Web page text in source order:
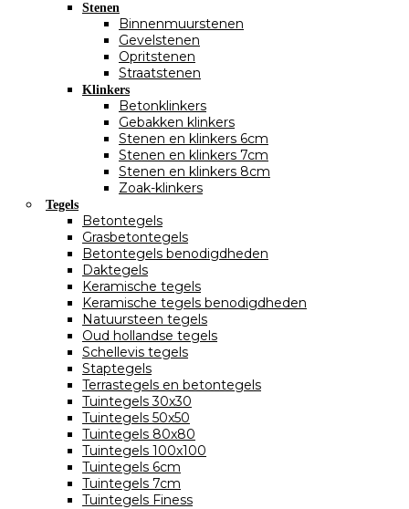
Stenen
Binnenmuurstenen
Gevelstenen
Opritstenen
Straatstenen
Klinkers
Betonklinkers
Gebakken klinkers
Stenen en klinkers 6cm
Stenen en klinkers 7cm
Stenen en klinkers 8cm
Zoak-klinkers
Tegels
Betontegels
Grasbetontegels
Betontegels benodigdheden
Daktegels
Keramische tegels
Keramische tegels benodigdheden
Natuursteen tegels
Oud hollandse tegels
Schellevis tegels
Staptegels
Terrastegels en betontegels
Tuintegels 30x30
Tuintegels 50x50
Tuintegels 80x80
Tuintegels 100x100
Tuintegels 6cm
Tuintegels 7cm
Tuintegels Finess